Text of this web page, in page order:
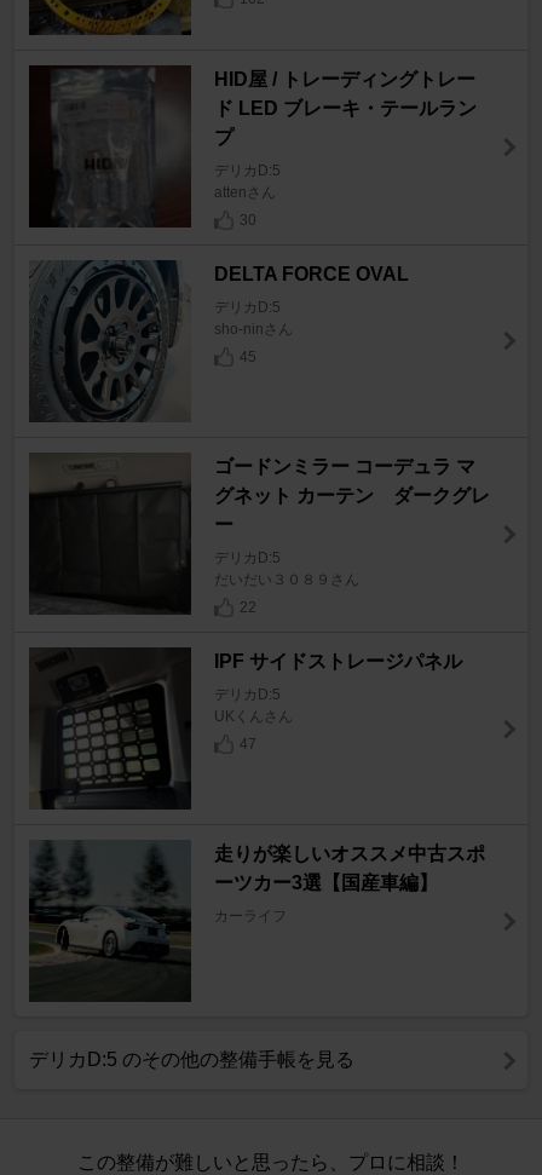
HID屋 / トレーディングトレー
ド LED ブレーキ・テールラン
プ
デリカD:5
attenさん
30
DELTA FORCE OVAL
デリカD:5
sho-ninさん
45
ゴードンミラー コーデュラ マ
グネット カーテン ダークグレ
ー
デリカD:5
だいだい３０８９さん
22
IPF サイドストレージパネル
デリカD:5
UKくんさん
47
走りが楽しいオススメ中古スポ
ーツカー3選【国産車編】
カーライフ
デリカD:5 のその他の整備手帳を見る
この整備が難しいと思ったら、プロに相談！